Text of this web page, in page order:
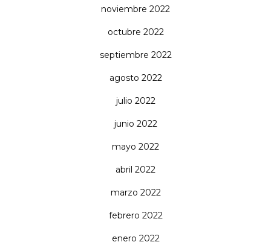
noviembre 2022
octubre 2022
septiembre 2022
agosto 2022
julio 2022
junio 2022
mayo 2022
abril 2022
marzo 2022
febrero 2022
enero 2022